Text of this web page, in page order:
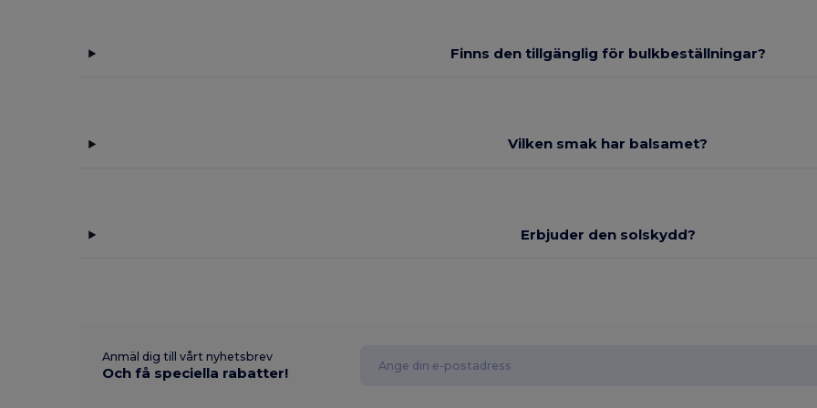
Finns den tillgänglig för bulkbeställningar?
Vilken smak har balsamet?
Erbjuder den solskydd?
Anmäl dig till vårt nyhetsbrev
Och få speciella rabatter!